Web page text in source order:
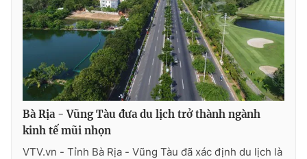
THỜI BÁO VTV
Theo dõi báo trên
Bà Rịa - Vũng Tàu đưa du lịch trở thành ngành
kinh tế mũi nhọn
VTV.vn - Tỉnh Bà Rịa - Vũng Tàu đã xác định du lịch là